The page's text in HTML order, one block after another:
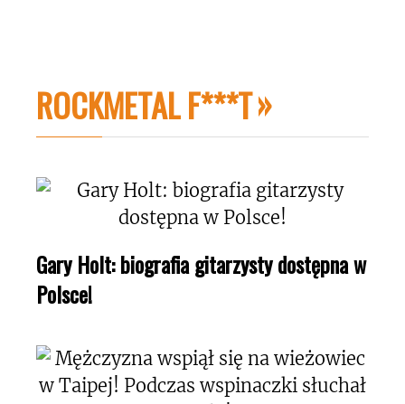
ROCKMETAL F***T
Gary Holt: biografia gitarzysty dostępna w
Polsce!